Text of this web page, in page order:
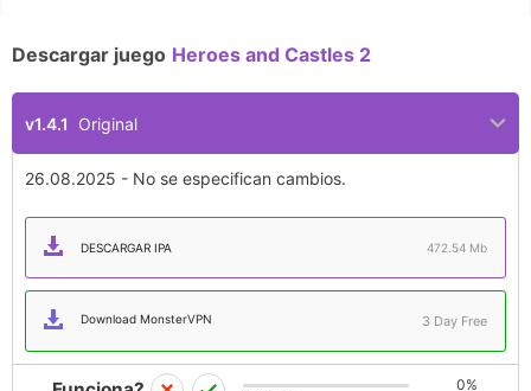
Descargar juego Heroes and Castles 2
v1.4.1 Original
26.08.2025 - No se especifican cambios.
DESCARGAR IPA 472.54 Mb
Download MonsterVPN 3 Day Free
0%